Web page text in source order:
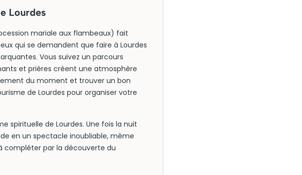
Lourdes
mariale aux flambeaux) fait
qui se demandent que faire à Lourdes
Vous suivez un parcours
et prières créent une atmosphère
du moment et trouver un bon
de Lourdes pour organiser votre
spirituelle de Lourdes. Une fois la nuit
en un spectacle inoubliable, même
compléter par la découverte du